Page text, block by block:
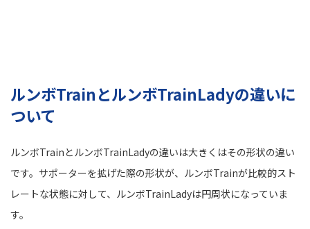
ルンボTrainとルンボTrainLadyの違いに
ついて
ルンボTrainとルンボTrainLadyの違いは大きくはその形状の違い
です。サポーターを拡げた際の形状が、ルンボTrainが比較的スト
レートな状態に対して、ルンボTrainLadyは円周状になっていま
す。